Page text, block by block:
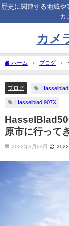
歴史に関連する地域
カ
カメ
ホーム ブログ
きた
ブログ
Hasselblad 907X
原市に行って
2022年3月23日 2022